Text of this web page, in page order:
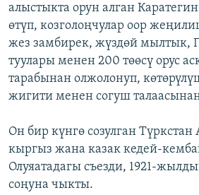
алыстыкта орун алган
өтүп, козголоңчулар оор
жез замбирек, жүздөй мылтык,
туулары менен 200 төөсү орус
тарабынан олжолонуп,
жигити менен согуш
Он бир күнгө созулган
кыргыз жана казак кедей-
Олуяатадагы съезди, 1921-
соңуна чыкты.